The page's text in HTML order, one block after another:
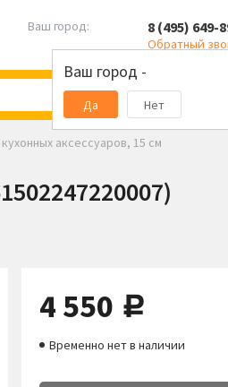
Ваш город:
Ваш город -
Да Нет
8 (495) 649-
Обратный
аксессуаров, 15 см
4 550 руб.
Временно нет в наличии